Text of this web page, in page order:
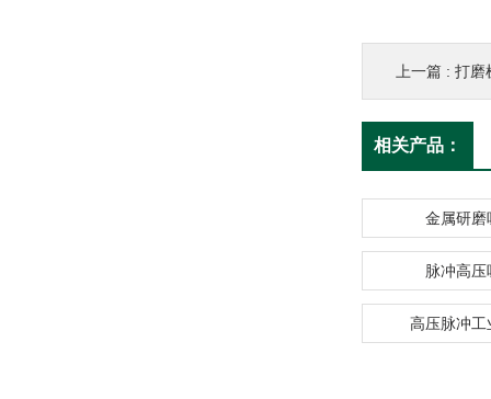
上一篇 : 打磨
相关产品：
金属研磨
脉冲高压
高压脉冲工